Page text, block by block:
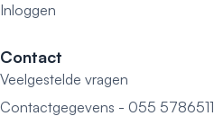
Inloggen
Contact
Veelgestelde vragen
Contactgegevens - 055 5786511